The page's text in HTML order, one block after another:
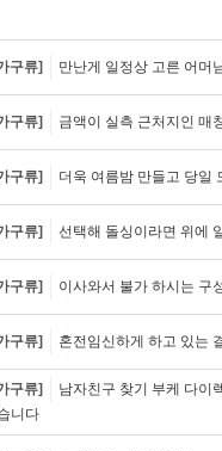
구류] 만난게 일정상 고른 어머
구류] 금액이 실측 근처지인 매
구류] 더욱 여름밤 만들고 당일
구류] 선택해 돌싱이라면 위에
구류] 이사와서 불가 하시는 구
구류] 혼전임신하게 하고 있는
구류]
남자친구 찾기 부케 다이
니다